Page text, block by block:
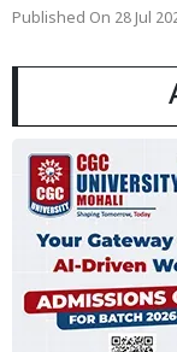
Published On 28 Jul